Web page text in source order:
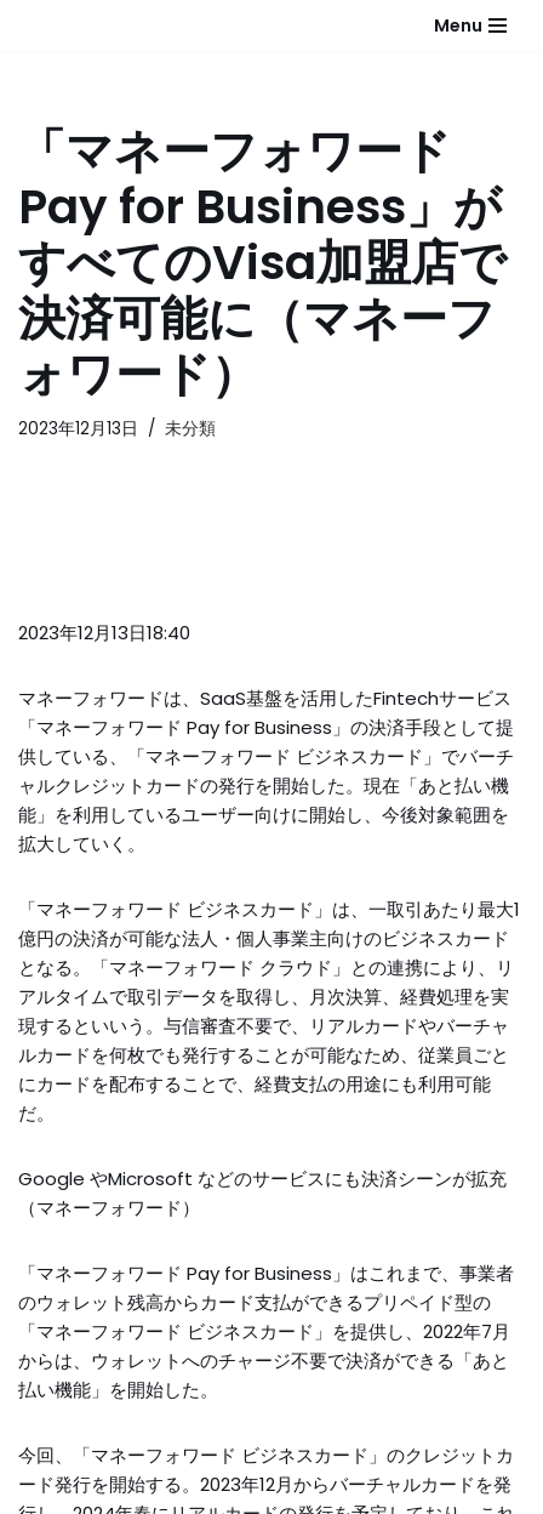
へ
キ
ッ
プ
Menu
「マネーフォワード
Pay for Business」が
すべてのVisa加盟店で
決済可能に（マネーフ
ォワード）
2023年12月13日 未分類
2023年12月13日18:40
マネーフォワードは、SaaS基盤を活用したFintechサービス
「マネーフォワード Pay for Business」の決済手段として提
供している、「マネーフォワード ビジネスカード」でバーチ
ャルクレジットカードの発行を開始した。現在「あと払い機
能」を利用しているユーザー向けに開始し、今後対象範囲を
拡大していく。
「マネーフォワード ビジネスカード」は、一取引あたり最大1
億円の決済が可能な法人・個人事業主向けのビジネスカード
となる。「マネーフォワード クラウド」との連携により、リ
アルタイムで取引データを取得し、月次決算、経費処理を実
現するといいう。与信審査不要で、リアルカードやバーチャ
ルカードを何枚でも発行することが可能なため、従業員ごと
にカードを配布することで、経費支払の用途にも利用可能
だ。
Google やMicrosoft などのサービスにも決済シーンが拡充
（マネーフォワード）
「マネーフォワード Pay for Business」はこれまで、事業者
のウォレット残高からカード支払ができるプリペイド型の
「マネーフォワード ビジネスカード」を提供し、2022年7月
からは、ウォレットへのチャージ不要で決済ができる「あと
払い機能」を開始した。
今回、「マネーフォワード ビジネスカード」のクレジットカ
ード発行を開始する。2023年12月からバーチャルカードを発